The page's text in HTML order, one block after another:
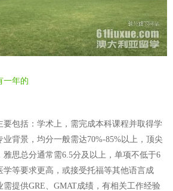
一年的
要包括：学术上，需完成本科课程并取得学
背景，均分一般需达70%-85%以上，顶尖
雅思总分通常需6.5分及以上，单项不低于6
学等要求更高，或接受托福等其他语言成
提供GRE、GMAT成绩，有相关工作经验